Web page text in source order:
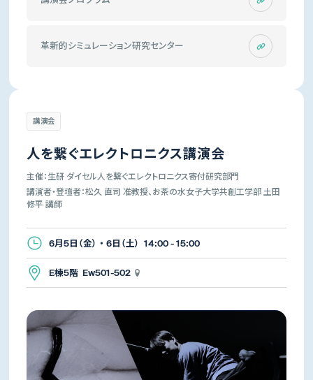
講演会・演奏会 体験イベント・展覧会
革新的シミュレーション研究センター
講演会
人を繋ぐエレクトロニクス講演会
主催：生研 ダイセル人を繋ぐエレクトロニクス寄付研究部門
講演者・登壇者：松久 直司 准教授、お茶の水女子大学共創工学部 土田
修平 講師
6月5日（金） ・ 6日（土） 14:00 - 15:00
E棟5階 Ew501-502